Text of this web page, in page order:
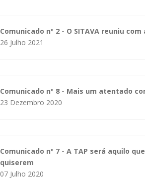
Comunicado nº 2 - O SITAVA reuniu
26 Julho 2021
Comunicado nº 8 - Mais um atentado
23 Dezembro 2020
Comunicado nº 7 - A TAP será aquilo
quiserem
07 Julho 2020